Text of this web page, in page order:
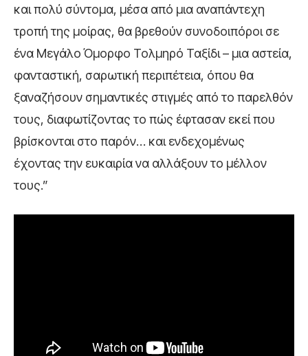
και πολύ σύντομα, μέσα από μια αναπάντεχη
τροπή της μοίρας, θα βρεθούν συνοδοιπόροι σε
ένα Μεγάλο Όμορφο Τολμηρό Ταξίδι – μια αστεία,
φανταστική, σαρωτική περιπέτεια, όπου θα
ξαναζήσουν σημαντικές στιγμές από το παρελθόν
τους, διαφωτίζοντας το πώς έφτασαν εκεί που
βρίσκονται στο παρόν… και ενδεχομένως
έχοντας την ευκαιρία να αλλάξουν το μέλλον
τους.”